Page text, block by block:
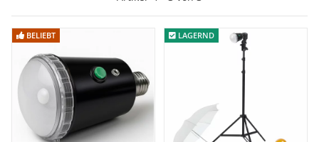
BELIEBT
BELIEBT LAGERND
LAGERND